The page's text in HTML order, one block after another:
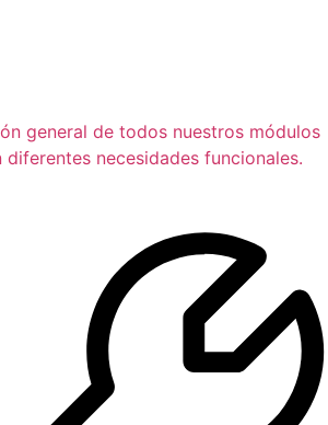
general de todos nuestros módulos
diferentes necesidades funcionales.